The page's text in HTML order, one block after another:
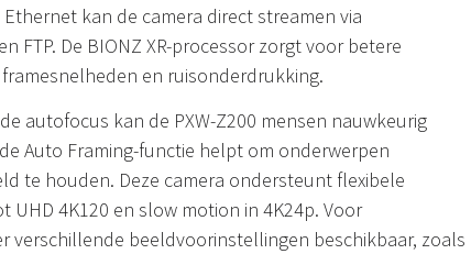
kan de camera direct streamen via
en FTP. De BIONZ XR-processor zorgt voor betere
en ruisonderdrukking.
autofocus kan de PXW-Z200 mensen nauwkeurig
Auto Framing-functie helpt om onderwerpen
te houden. Deze camera ondersteunt flexibele
UHD 4K120 en slow motion in 4K24p. Voor
verschillende beeldvoorinstellingen beschikbaar, zoals